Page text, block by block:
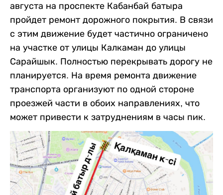
августа на проспекте Кабанбай батыра
пройдет ремонт дорожного покрытия. В связи
с этим движение будет частично ограничено
на участке от улицы Калкаман до улицы
Сарайшык. Полностью перекрывать дорогу не
планируется. На время ремонта движение
транспорта организуют по одной стороне
проезжей части в обоих направлениях, что
может привести к затруднениям в часы пик.